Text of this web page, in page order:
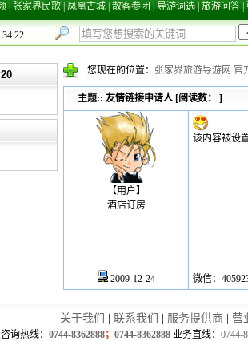
张家界民歌 凤凰古城 散客参团 导游词选 旅游问答
您现在的位置： 张家界旅游导游网 官
主题:: 友情链接申请人 [阅读数： ]
【用户】
酒店订房
该内容被设
2009-12-24 微信：
关于我们 联系我们 服务提供商 营
询热线： 0744-8362888； 0744-8362888业务直线： 0744-